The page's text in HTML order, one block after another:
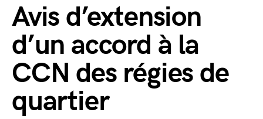
Avis d’extension
d’un accord à la
CCN des régies de
quartier